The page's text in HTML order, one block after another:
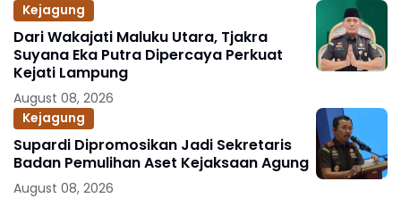
Kejagung
Dari Wakajati Maluku Utara, Tjakra
Suyana Eka Putra Dipercaya Perkuat
Kejati Lampung
August 08, 2026
Kejagung
Supardi Dipromosikan Jadi Sekretaris
Badan Pemulihan Aset Kejaksaan Agung
August 08, 2026